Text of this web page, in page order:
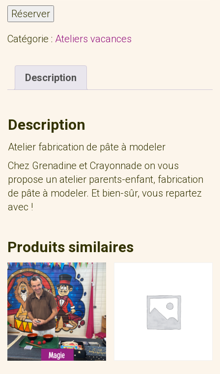
Réserver
Catégorie : Ateliers vacances
Description
Description
Atelier fabrication de pâte à modeler
Chez Grenadine et Crayonnade on vous
propose un atelier parents-enfant, fabrication
de pâte à modeler. Et bien-sûr, vous repartez
avec !
Produits similaires